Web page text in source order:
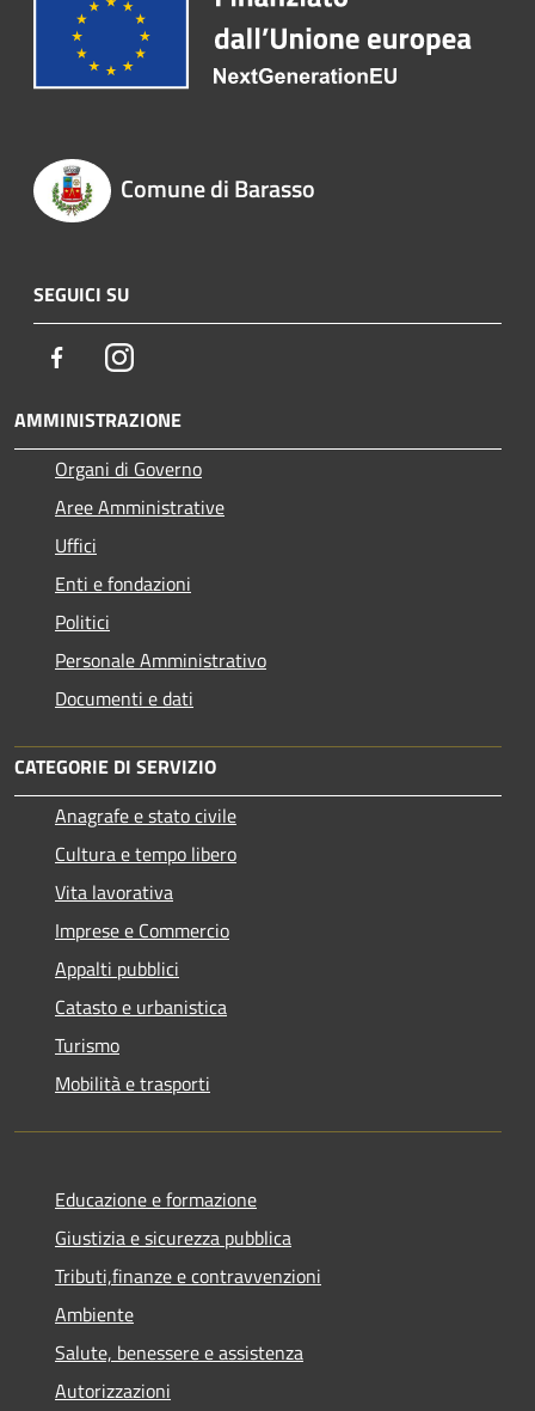
Comune di Barasso
SEGUICI SU
FacebookInstagram
AMMINISTRAZIONE
Organi di Governo
Aree Amministrative
Uffici
Enti e fondazioni
Politici
Personale Amministrativo
Documenti e dati
CATEGORIE DI SERVIZIO
Anagrafe e stato civile
Cultura e tempo libero
Vita lavorativa
Imprese e Commercio
Appalti pubblici
Catasto e urbanistica
Turismo
Mobilità e trasporti
Educazione e formazione
Giustizia e sicurezza pubblica
Tributi,finanze e contravvenzioni
Ambiente
Salute, benessere e assistenza
Autorizzazioni